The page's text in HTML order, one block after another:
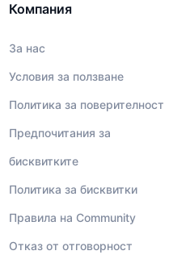
Компания
За нас
Условия за ползване
Политика за поверителност
Предпочитания за
бисквитките
Политика за бисквитки
Правила на Community
Отказ от отговорност